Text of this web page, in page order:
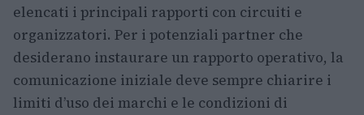
elencati i principali rapporti con circuiti e
organizzatori. Per i potenziali partner che
desiderano instaurare un rapporto operativo, la
comunicazione iniziale deve sempre chiarire i
limiti d’uso dei marchi e le condizioni di